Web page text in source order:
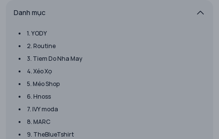
Danh mục
1. YODY
2. Routine
3. Tiem Do Nha May
4. Xéo Xọ
5. Méo Shop
6. Hnoss
7. IVY moda
8. MARC
9. TheBlueTshirt